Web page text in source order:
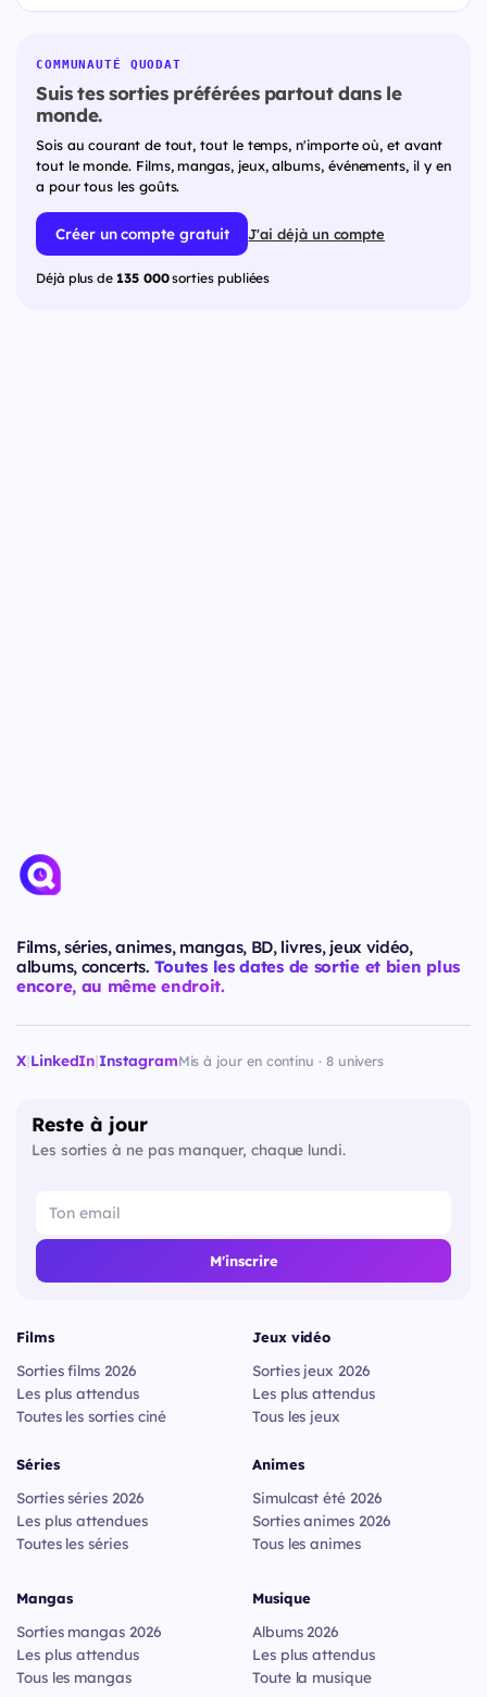
COMMUNAUTÉ QUODAT
Suis tes sorties préférées partout dans le
monde.
Sois au courant de tout, tout le temps, n'importe où, et avant
tout le monde. Films, mangas, jeux, albums, événements, il y en
a pour tous les goûts.
Créer un compte gratuit J'ai déjà un compte
Déjà plus de 135 000sorties publiées
Films, séries, animes, mangas, BD, livres, jeux vidéo,
albums, concerts. Toutes les dates de sortie et bien plus
encore, au même endroit.
X|LinkedIn|InstagramMis à jour en continu · 8 univers
Reste à jour
Les sorties à ne pas manquer, chaque lundi.
M'inscrire
Films
Sorties films 2026
Les plus attendus
Toutes les sorties ciné
Séries
Sorties séries 2026
Les plus attendues
Toutes les séries
Jeux vidéo
Sorties jeux 2026
Les plus attendus
Tous les jeux
Animes
Simulcast été 2026
Sorties animes 2026
Tous les animes
Mangas
Sorties mangas 2026
Les plus attendus
Tous les mangas
Musique
Albums 2026
Les plus attendus
Toute la musique